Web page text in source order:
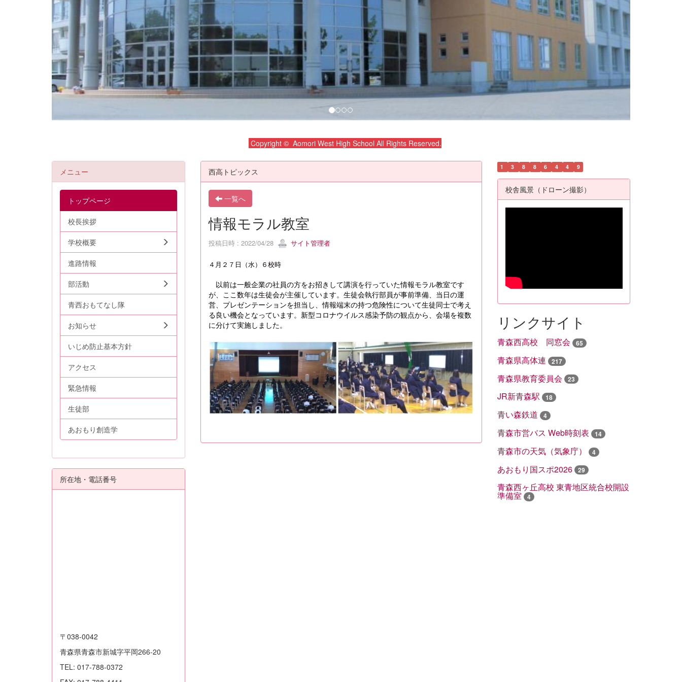
Copyright © Aomori West High School All Rights Reserved.
西高トピックス
一覧へ
情報モラル教室
投稿日時 : 2022/04/28 サイト管理者
４月２７日（水）６校時
以前は一般企業の社員の方をお招きして講演を行っていた情報モラル教室です
が、ここ数年は生徒会が主催しています。生徒会執行部員が事前準備、当日の運
営、プレゼンテーションを担当し、情報端末の持つ危険性について生徒同士で考え
る良い機会となっています。新型コロナウイルス感染予防の観点から、会場を複数
に分けて実施しました。
メニュー
トップページ
校長挨拶
学校概要
進路情報
部活動
青西おもてなし隊
お知らせ
いじめ防止基本方針
アクセス
緊急情報
生徒部
あおもり創造学
所在地・電話番号
〒038-0042
青森県青森市新城字平岡266-20
TEL: 017-788-0372
1 3 8 8 6 4 4 9
校舎風景（ドローン撮影）
リンクサイト
青森西高校 同窓会 65
青森県高体連 217
青森県教育委員会 23
JR新青森駅 18
青い森鉄道 4
青森市営バス Web時刻表 14
青森市の天気（気象庁） 4
あおもり国スポ2026 29
青森西ヶ丘高校 東青地区統合校開設
準備室 4